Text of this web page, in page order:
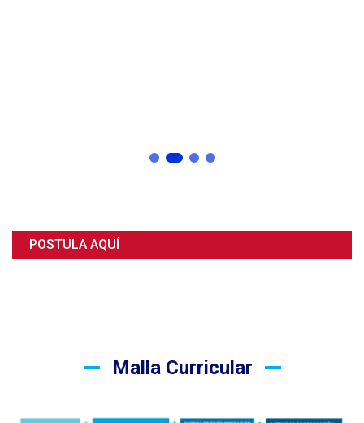
POSTULA AQUÍ
Malla Curricular